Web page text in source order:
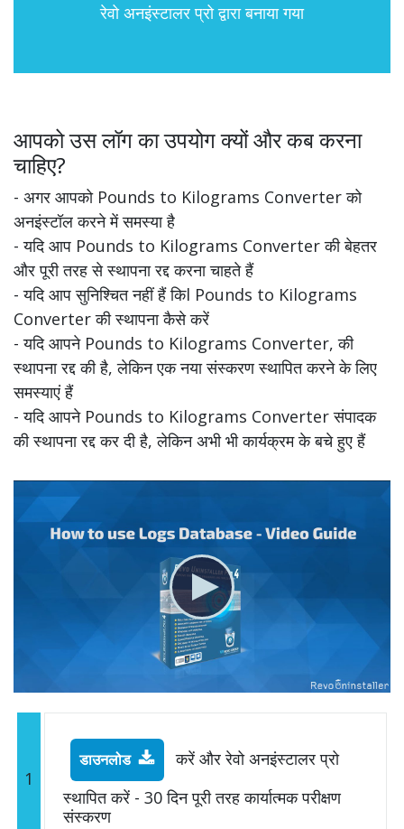
रेवो अनइंस्टालर प्रो द्वारा बनाया गया
आपको उस लॉग का उपयोग क्यों और कब करना
चाहिए?
- अगर आपको Pounds to Kilograms Converter को
अनइंस्टॉल करने में समस्या है
- यदि आप Pounds to Kilograms Converter की बेहतर
और पूरी तरह से स्थापना रद्द करना चाहते हैं
- यदि आप सुनिश्चित नहीं हैं किl Pounds to Kilograms
Converter की स्थापना कैसे करें
- यदि आपने Pounds to Kilograms Converter, की
स्थापना रद्द की है, लेकिन एक नया संस्करण स्थापित करने के लिए
समस्याएं हैं
- यदि आपने Pounds to Kilograms Converter संपादक
की स्थापना रद्द कर दी है, लेकिन अभी भी कार्यक्रम के बचे हुए हैं
1
डाउनलोड
करें और रेवो अनइंस्टालर प्रो
स्थापित करें - 30 दिन पूरी तरह कार्यात्मक परीक्षण
संस्करण